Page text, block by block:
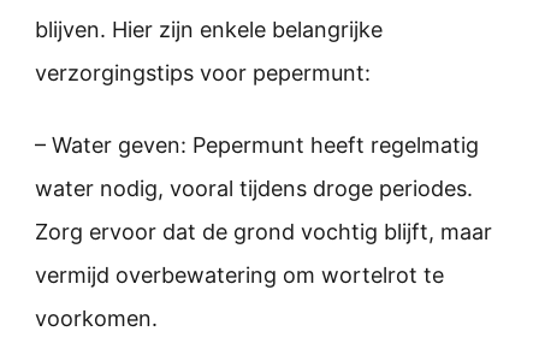
blijven. Hier zijn enkele belangrijke
verzorgingstips voor pepermunt:
– Water geven: Pepermunt heeft regelmatig
water nodig, vooral tijdens droge periodes.
Zorg ervoor dat de grond vochtig blijft, maar
vermijd overbewatering om wortelrot te
voorkomen.